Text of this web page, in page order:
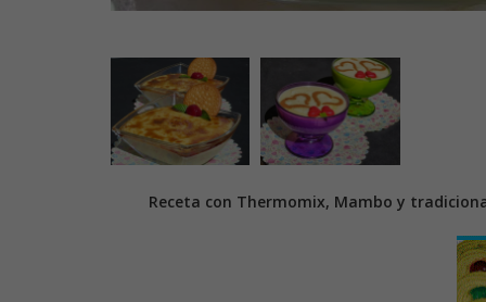
Receta con Thermomix, Mambo y